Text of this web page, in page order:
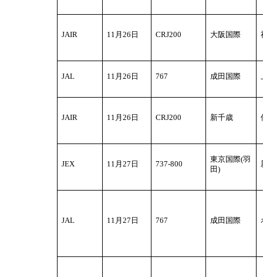
JAIR 11 月26日 CRJ200 大阪国際
JAL 11 月26日 767 成田国際
JAIR 11 月26日 CRJ200 新千歳
JEX 11 月27日 737-800
東京国際(羽
田)
JAL 11 月27日 767 成田国際